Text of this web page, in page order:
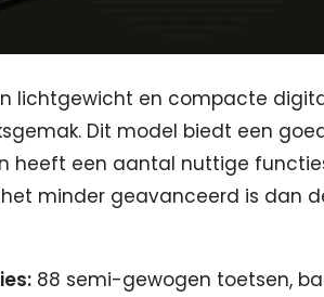
lichtgewicht en compacte
Dit model biedt een
heeft een aantal nuttige
minder geavanceerd is dan
88 semi-gewogen toetsen,